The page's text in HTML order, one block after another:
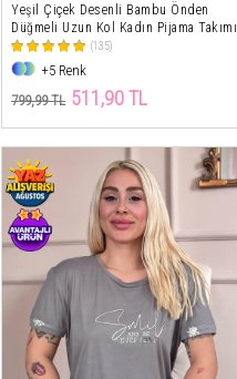
Yeşil Çiçek Desenli Bambu Önden
Düğmeli Uzun Kol Kadın Pijama Takımı
(135)
+5 Renk
799,99 TL 511,90 TL